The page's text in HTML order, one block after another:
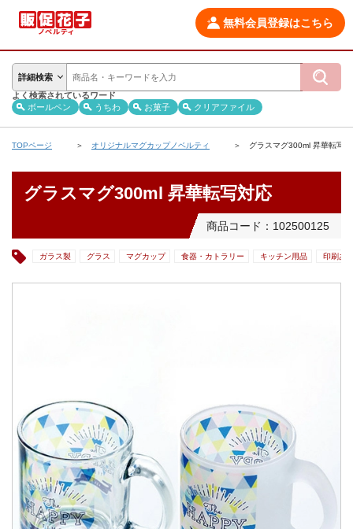
無料会員登録はこちら
詳細検索
よく検索されているワード
ボールペン
うちわ お菓子 クリアファイル
TOPページ オリジナルマグカップノベルティ グラスマグ300ml 昇華転写
グラスマグ300ml 昇華転写対応
商品コード：102500125
ガラス製 グラス マグカップ 食器・カトラリー キッチン用品 印刷あ